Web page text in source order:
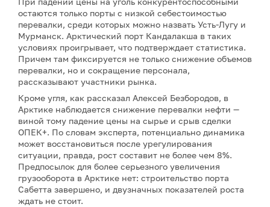
остаются только порты с низкой себестоимостью
перевалки, среди которых можно назвать Усть-Лугу и
Мурманск. Арктический порт Кандалакша в таких
условиях проигрывает, что подтверждает статистика.
Причем там фиксируется не только снижение объемов
перевалки, но и сокращение персонала,
рассказывают участники рынка.
Кроме угля, как рассказал Алексей Безбородов, в
Арктике наблюдается снижение перевалки нефти —
виной тому падение цены на сырье и срыв сделки
ОПЕК+. По словам эксперта, потенциально динамика
может восстановиться после урегулирования
ситуации, правда, рост составит не более чем 8%.
Предпосылок для более серьезного увеличения
грузооборота в Арктике нет: строительство порта
Сабетта завершено, и двузначных показателей роста
ждать не стоит.